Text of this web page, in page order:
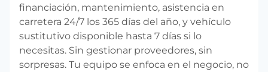
financiación, mantenimiento, asistencia en
carretera 24/7 los 365 días del año, y vehículo
sustitutivo disponible hasta 7 días si lo
necesitas. Sin gestionar proveedores, sin
sorpresas. Tu equipo se enfoca en el negocio, no